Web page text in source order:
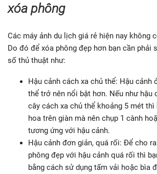
xóa phông
Các máy ảnh du lịch giá rẻ hiện nay không
Do đó để xóa phông đẹp hơn bạn cần phải
số thủ thuật như:
Hậu cảnh cách xa chủ thể: Hậu cảnh
thể trở nên nổi bật hơn. Nếu như hậu
cây cách xa chủ thể khoảng 5 mét thì
hoa trên giàn mà nên chụp 1 cành
tương ứng với hậu cảnh.
Hậu cảnh đơn giản, quá rối: Để cho
phông đẹp với hậu cảnh quá rối thì
bằng cách sử dụng tấm vải hoặc bìa